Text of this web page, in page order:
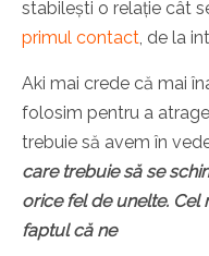
stabilești o relație cât
primul contact, de la
Aki mai crede că mai
folosim pentru a
trebuie să avem în
care trebuie să se
orice fel de unelte.
faptul că ne